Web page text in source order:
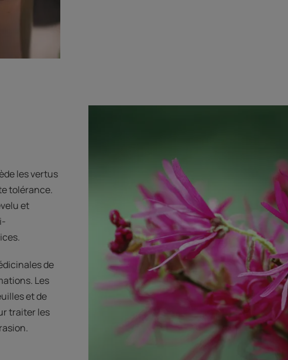
les vertus
tolérance.
et
de
Les
et de
traiter les